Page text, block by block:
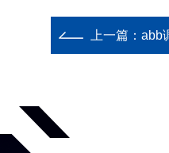
上一篇： abb